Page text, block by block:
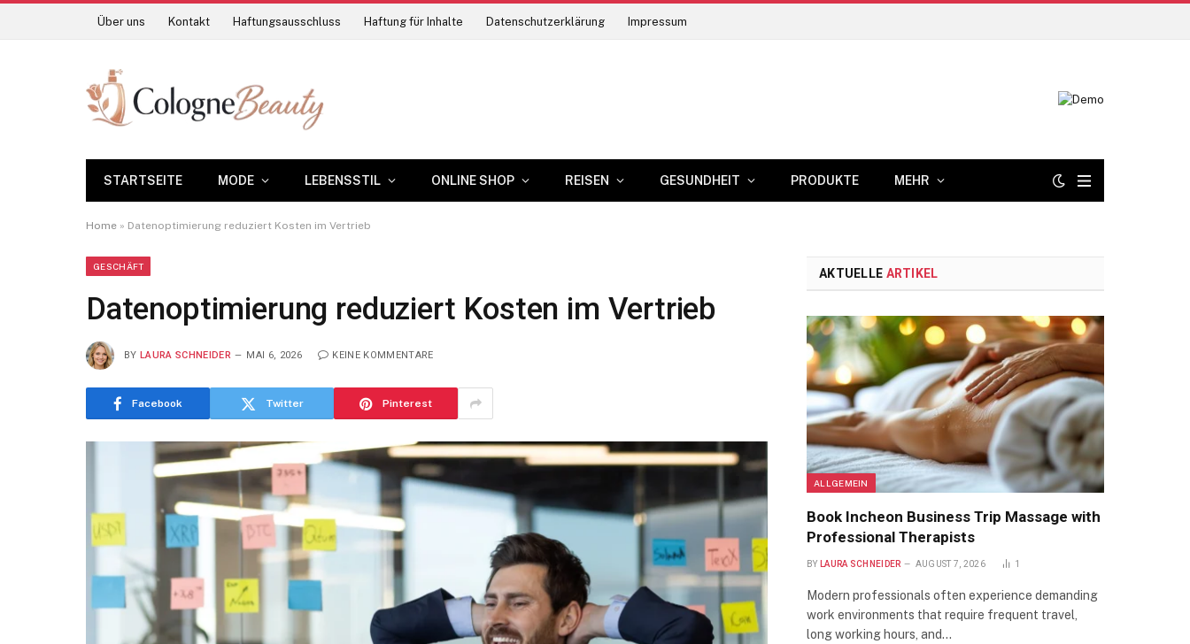
Über uns Kontakt Haftungsausschluss Haftung für Inhalte Datenschutzerklärung Impressum
STARTSEITE MODE LEBENSSTIL ONLINE SHOP REISEN GESUNDHEIT PRODUKTE MEHR
Home » Datenoptimierung reduziert Kosten im Vertrieb
GESCHÄFT
Datenoptimierung reduziert Kosten im Vertrieb
BY LAURA SCHNEIDER MAI 6, 2026 KEINE KOMMENTARE
Facebook Twitter Pinterest
AKTUELLE ARTIKEL
ALLGEMEIN
Book Incheon Business Trip Massage with
Professional Therapists
BY LAURA SCHNEIDER AUGUST 7, 2026 1
Modern professionals often experience demanding
work environments that require frequent travel,
long working hours, and…